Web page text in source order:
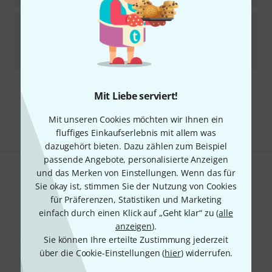
Mit Liebe serviert!
Mit unseren Cookies möchten wir Ihnen ein
fluffiges Einkaufserlebnis mit allem was
dazugehört bieten. Dazu zählen zum Beispiel
passende Angebote, personalisierte Anzeigen
und das Merken von Einstellungen. Wenn das für
Sie okay ist, stimmen Sie der Nutzung von Cookies
für Präferenzen, Statistiken und Marketing
einfach durch einen Klick auf „Geht klar“ zu (alle
anzeigen).
Sie können Ihre erteilte Zustimmung jederzeit
über die Cookie-Einstellungen (hier) widerrufen.
Best Brass Straight Copper Trumpet
Sofort lieferbar
Kostenloser Versand ab 29 €
Gefällt Ihnen, was Sie sehen?
Teilen Hilfe & Feedback